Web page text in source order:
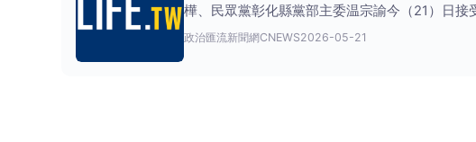
樺、民眾黨彰化縣黨部主委温宗諭今（21）日
政治匯流新聞網CNEWS2026-05-21